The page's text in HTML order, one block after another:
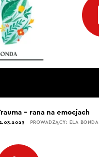
– rana na emocjach
PROWADZĄCY: ELA BONDA